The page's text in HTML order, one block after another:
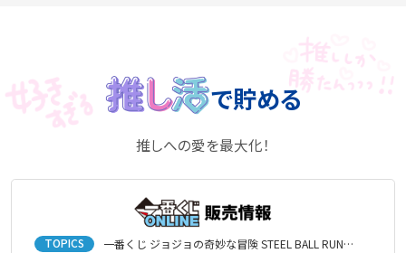
で貯める
推しへの愛を最大化！
TOPICS 一番くじ ジョジョの奇妙な冒険 STEEL BALL RUN【7月21日(火)発売開始】